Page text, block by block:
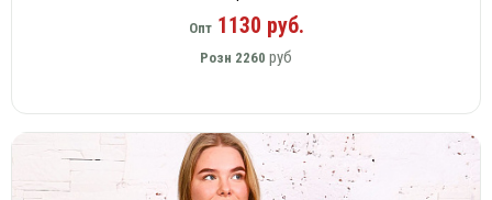
Опт1130 руб.
Розн 2260 руб